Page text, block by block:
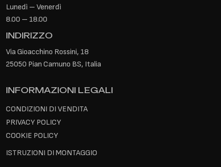
Lunedì – Venerdì
8.00 – 18.00
INDIRIZZO
Via Gioacchino Rossini, 18
25050 Pian Camuno BS, Italia
INFORMAZIONI LEGALI
CONDIZIONI DI VENDITA
PRIVACY POLICY
COOKIE POLICY
ISTRUZIONI DI MONTAGGIO